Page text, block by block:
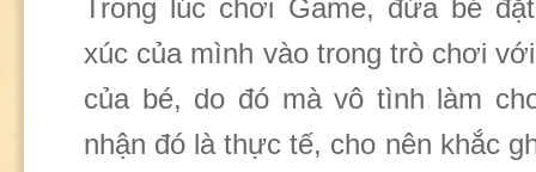
Trong lúc chơi Game, đứa bé
xúc của mình vào trong trò chơi
của bé, do đó mà vô tình làm
nhận đó là thực tế, cho nên khắc